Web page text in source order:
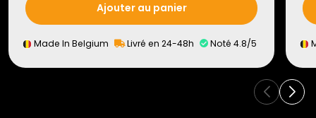
Ajouter au panier
Made In Belgium Livré en 24-48h Noté 4.8/5